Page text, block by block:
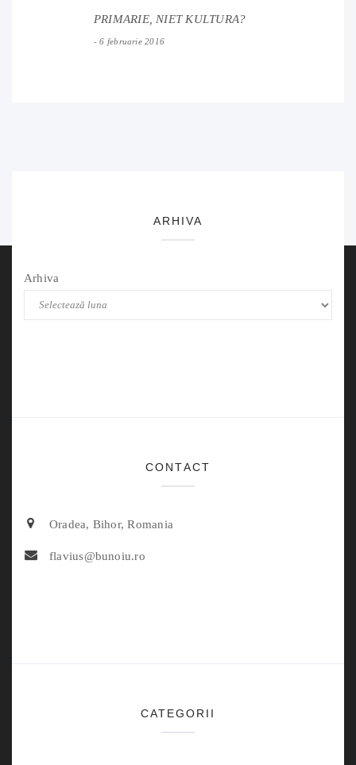
PRIMARIE, NIET KULTURA?
6 februarie 2016
ARHIVA
Arhiva
CONTACT
Oradea, Bihor, Romania
flavius@bunoiu.ro
CATEGORII